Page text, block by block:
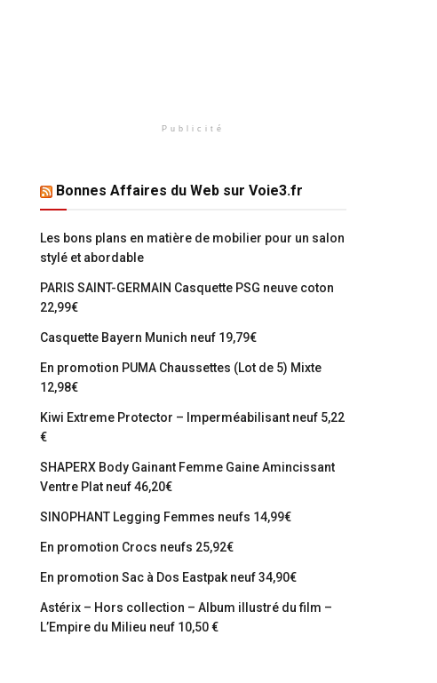
Publicité
Bonnes Affaires du Web sur Voie3.fr
Les bons plans en matière de mobilier pour un salon
stylé et abordable
PARIS SAINT-GERMAIN Casquette PSG neuve coton
22,99€
Casquette Bayern Munich neuf 19,79€
En promotion PUMA Chaussettes (Lot de 5) Mixte
12,98€
Kiwi Extreme Protector – Imperméabilisant neuf 5,22
€
SHAPERX Body Gainant Femme Gaine Amincissant
Ventre Plat neuf 46,20€
SINOPHANT Legging Femmes neufs 14,99€
En promotion Crocs neufs 25,92€
En promotion Sac à Dos Eastpak neuf 34,90€
Astérix – Hors collection – Album illustré du film –
L’Empire du Milieu neuf 10,50 €